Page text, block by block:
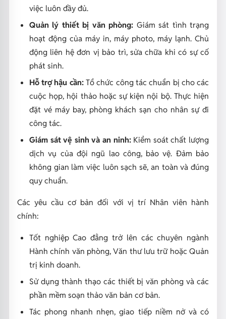
việc luôn đầy đủ.
Quản lý thiết bị văn phòng: Giám sát tình trạng
hoạt động của máy in, máy photo, máy lạnh. Chủ
động liên hệ đơn vị bảo trì, sửa chữa khi có sự cố
phát sinh.
Hỗ trợ hậu cần:Tổ chức công tác chuẩn bị cho các
cuộc họp, hội thảo hoặc sự kiện nội bộ. Thực hiện
đặt vé máy bay, phòng khách sạn cho nhân sự đi
công tác.
Giám sát vệ sinh và an ninh:Kiểm soát chất lượng
dịch vụ của đội ngũ lao công, bảo vệ. Đảm bảo
không gian làm việc luôn sạch sẽ, an toàn và đúng
quy chuẩn.
Các yêu cầu cơ bản đối với vị trí Nhân viên hành
chính:
Tốt nghiệp Cao đẳng trở lên các chuyên ngành
Hành chính văn phòng, Văn thư lưu trữ hoặc Quản
trị kinh doanh.
Sử dụng thành thạo các thiết bị văn phòng và các
phần mềm soạn thảo văn bản cơ bản.
Tác phong nhanh nhẹn, giao tiếp niềm nở và có